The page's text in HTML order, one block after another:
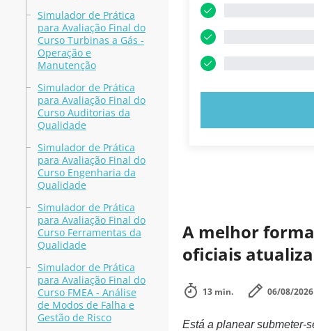
Simulador de Prática
para Avaliação Final do
Curso Turbinas a Gás -
Operação e
Manutenção
Simulador de Prática
para Avaliação Final do
Curso Auditorias da
Qualidade
Simulador de Prática
para Avaliação Final do
Curso Engenharia da
Qualidade
Simulador de Prática
para Avaliação Final do
Curso Ferramentas da
Qualidade
Simulador de Prática
para Avaliação Final do
Curso FMEA - Análise
de Modos de Falha e
Gestão de Risco
A melhor
oficiais
13 min. 06/08/2026
Está a planear submeter-